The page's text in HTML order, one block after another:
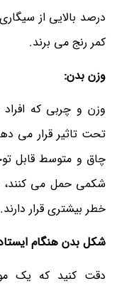
درصد بالایی از
کمر رنج می برند.
وزن بدن:
وزن و چربی که
تحت تاثیر قرار می
چاق و متوسط قابل
شکمی حمل می کنند،
خطر بیشتری قرار دارند.
شکل بدن هنگام
دقت کنید که یک